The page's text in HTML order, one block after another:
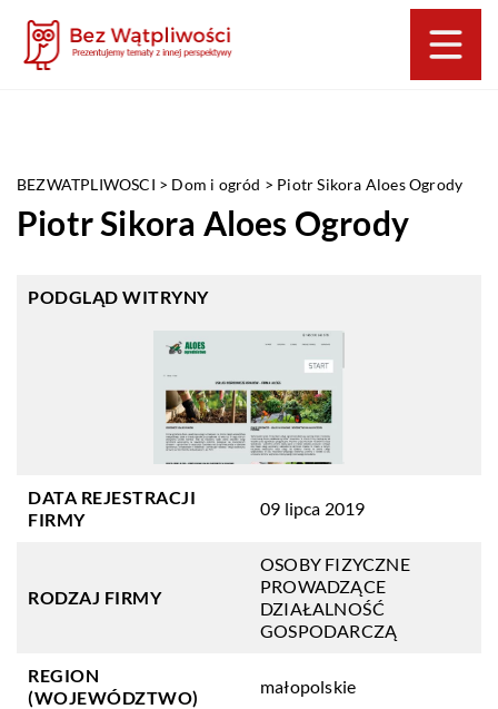
BEZWATPLIWOSCI > Dom i ogród > Piotr Sikora Aloes Ogrody
Piotr Sikora Aloes Ogrody
PODGLĄD WITRYNY
DATA REJESTRACJI
FIRMY
09 lipca 2019
RODZAJ FIRMY
OSOBY FIZYCZNE
PROWADZĄCE
DZIAŁALNOŚĆ
GOSPODARCZĄ
REGION
(WOJEWÓDZTWO)
małopolskie